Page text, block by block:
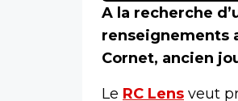
A la recherche
renseignements
Cornet, ancien
Le RC Lens veut